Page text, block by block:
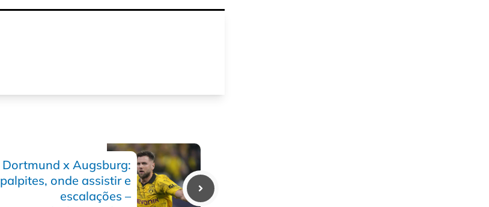
Dortmund x Augsburg:
palpites, onde assistir e
escalações –